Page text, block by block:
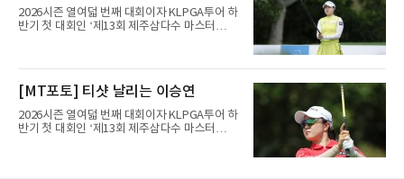
2026시즌 열여덟 번째 대회이자 KLPGA투어 하
반기 첫 대회인 ‘제13회 제주삼다수 마스터
트(파72/6,767야드)에서 열리고 있다.6일 현재
1라운드 경기가 펼쳐지고 있다.최정원이 16번
홀에서 경기하고 있다.
[MT포토] 티샷 날리는 이승연
2026시즌 열여덟 번째 대회이자 KLPGA투어 하
반기 첫 대회인 ‘제13회 제주삼다수 마스터